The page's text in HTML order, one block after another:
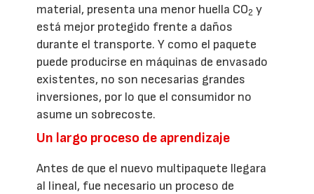
material, presenta una menor huella CO2 y
está mejor protegido frente a daños
durante el transporte. Y como el paquete
puede producirse en máquinas de envasado
existentes, no son necesarias grandes
inversiones, por lo que el consumidor no
asume un sobrecoste.
Un largo proceso de aprendizaje
Antes de que el nuevo multipaquete llegara
al lineal, fue necesario un proceso de